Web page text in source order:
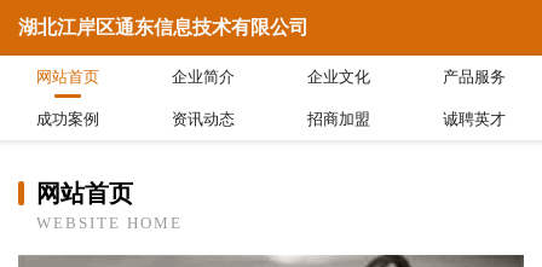
湖北江岸区通东信息技术有限公司
网站首页 企业简介 企业文化 产品服务
成功案例 资讯动态 招商加盟 诚聘英才
网站首页
WEBSITE HOME